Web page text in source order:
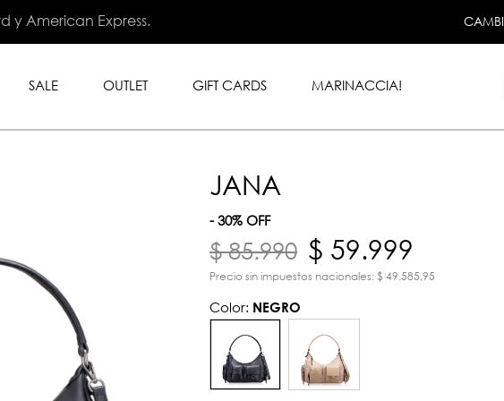
en toda la tienda con
y American Express.
SALE OUTLET GIFT CARDS MARINACCIA!
JANA
- 30% OFF
$ 85.990 $ 59.999
Precio sin impuestos nacionales: $ 49.585,95
Color: NEGRO